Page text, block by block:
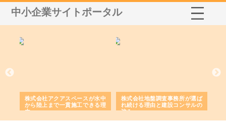
中小企業サイトポータル
株式会社アクアスペースが水中
から陸上まで一貫施工できる理
由
株式会社地盤調査事務所が選ば
れ続ける理由と建設コンサルの
強み